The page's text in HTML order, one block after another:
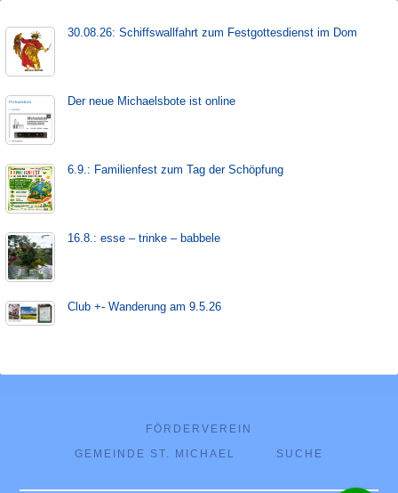
30.08.26: Schiffs­­wall­fahr­t zum Fest­gott­es­dienst im Dom
Der neue Michaels­bote ist on­line
6.9.: Familienfest zum Tag der Schöpfung
16.8.: esse – trinke – babbele
Club +- Wanderung am 9.5.26
FÖRDERVEREIN
GEMEINDE ST. MICHAEL
SUCHE